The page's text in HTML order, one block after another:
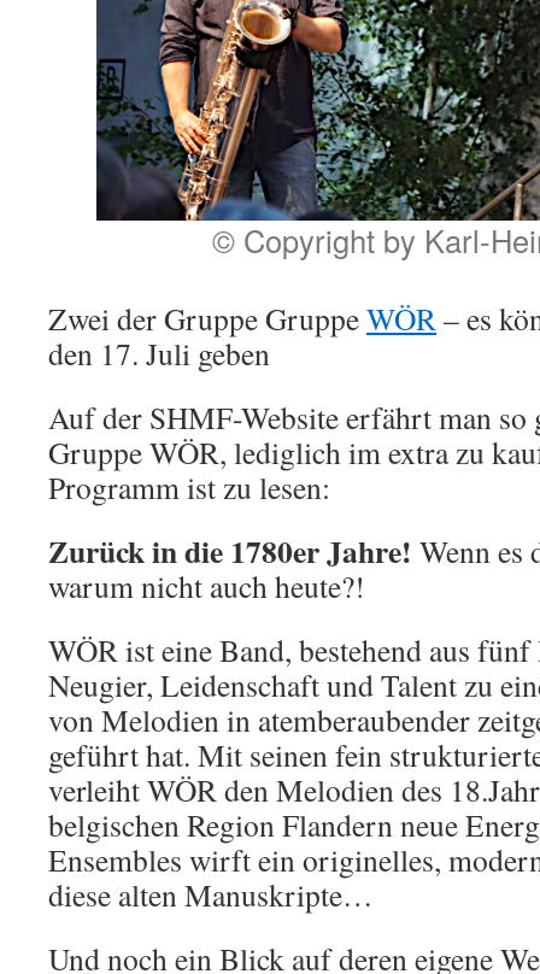
© Copyright by Karl-
Zwei der Gruppe GruppeWÖR– es
den 17. Juli geben
Auf der SHMF-Website erfährt man
Gruppe WÖR, lediglich im extra zu
Programm ist zu lesen:
Zurück in die 1780er Jahre! Wenn es
warum nicht auch heute?!
WÖR ist eine Band, bestehend aus
Neugier, Leidenschaft und Talent zu
von Melodien in atemberaubender
geführt hat. Mit seinen fein
verleiht WÖR den Melodien des
belgischen Region Flandern neue
Ensembles wirft ein originelles,
diese alten Manuskripte…
Und noch ein Blick auf deren eigene